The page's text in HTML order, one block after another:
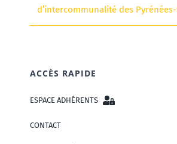
d’intercommunalité des
ACCÈS RAPIDE
ESPACE ADHÉRENTS
CONTACT